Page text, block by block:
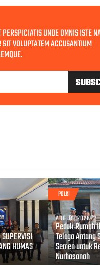
PERSPICIATIS UNDE OMNIS ISTE
SIT VOLUPTATEM ACCUSANTIUM
HUMAS
POLRI
AUG 06, 2026
Peduli Rumah
Telaga Antang
Semen untuk
Nurhasanah